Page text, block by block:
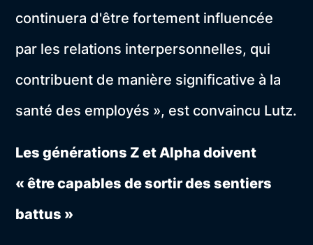
continuera d'être fortement influencée
par les relations interpersonnelles, qui
contribuent de manière significative à la
santé des employés », est convaincu Lutz.
Les générations Z et Alpha doivent
« être capables de sortir des sentiers
battus »